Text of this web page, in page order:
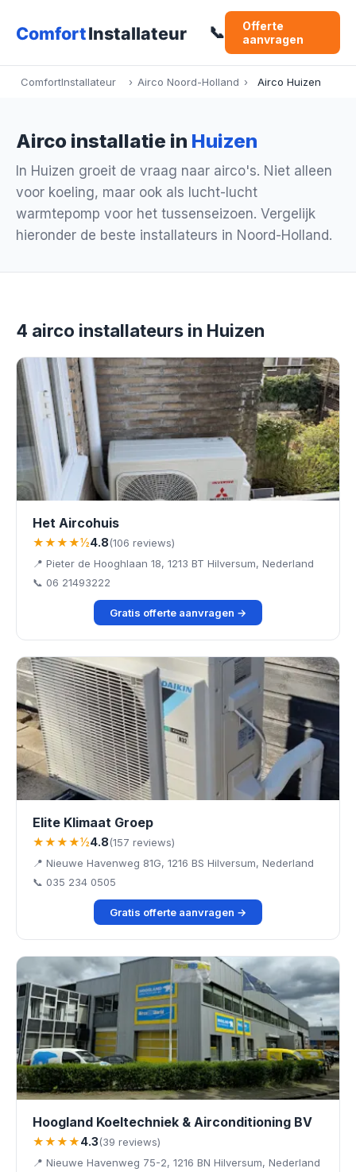
📞
Offerte
aanvragen
ComfortInstallateur › Airco Noord-Holland › Airco Huizen
Airco installatie in Huizen
In Huizen groeit de vraag naar airco's. Niet alleen
voor koeling, maar ook als lucht-lucht
warmtepomp voor het tussenseizoen. Vergelijk
hieronder de beste installateurs in Noord-Holland.
4 airco installateurs in Huizen
Het Aircohuis
★★★★½4.8(106 reviews)
📍 Pieter de Hooghlaan 18, 1213 BT Hilversum, Nederland
📞 06 21493222
Gratis offerte aanvragen →
Elite Klimaat Groep
★★★★½4.8(157 reviews)
📍 Nieuwe Havenweg 81G, 1216 BS Hilversum, Nederland
📞 035 234 0505
Gratis offerte aanvragen →
Hoogland Koeltechniek & Airconditioning BV
★★★★4.3(39 reviews)
📍 Nieuwe Havenweg 75-2, 1216 BN Hilversum, Nederland